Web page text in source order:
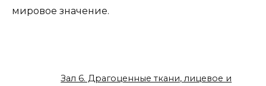
мировое значение.
Зал 6. Драгоценные ткани, лицевое и